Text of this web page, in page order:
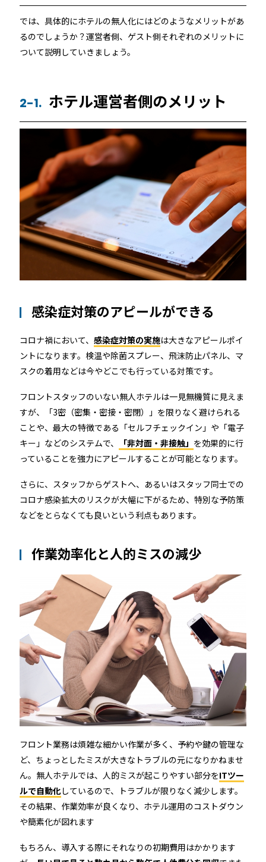
では、具体的にホテルの無人化にはどのようなメリットがあ
るのでしょうか？運営者側、ゲスト側それぞれのメリットに
ついて説明していきましょう。
2-1. ホテル運営者側のメリット
感染症対策のアピールができる
コロナ禍において、 感染症対策の実施は大きなアピールポイ
ントになります。検温や除菌スプレー、飛沫防止パネル、マ
スクの着用などは今やどこでも行っている対策です。
フロントスタッフのいない無人ホテルは一見無機質に見えま
すが、「3密（密集・密接・密閉）」を限りなく避けられる
ことや、最大の特徴である「セルフチェックイン」や「電子
キー」などのシステムで、
「非対面・非接触」 を効果的に行
っていることを強力にアピールすることが可能となります。
さらに、スタッフからゲストへ、あるいはスタッフ同士での
コロナ感染拡大のリスクが大幅に下がるため、特別な予防策
などをとらなくても良いという利点もあります。
作業効率化と人的ミスの減少
フロント業務は煩雑な細かい作業が多く、予約や鍵の管理な
ど、ちょっとしたミスが大きなトラブルの元になりかねませ
ん。無人ホテルでは、人的ミスが起こりやすい部分をITツー
ルで自動化しているので、トラブルが限りなく減少します。
その結果、作業効率が良くなり、ホテル運用のコストダウン
や簡素化が図れます
もちろん、導入する際にそれなりの初期費用はかかります